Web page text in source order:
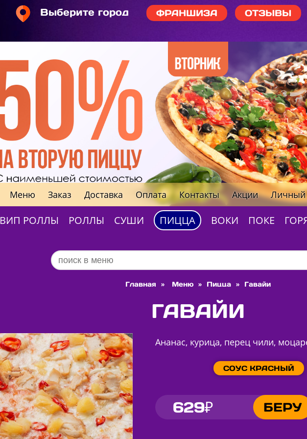
Выберите город ФРАНШИЗА ОТЗЫВЫ
Меню Заказ Доставка Оплата Контакты Акции Личный
ВИП РОЛЛЫ РОЛЛЫ СУШИ ПИЦЦА ВОКИ ПОКЕ
Главная » Меню» Пицца» Гавайи
ГАВАЙИ
Ананас, курица, перец чили,
СОУС КРАСНЫЙ
629₽ БЕРУ